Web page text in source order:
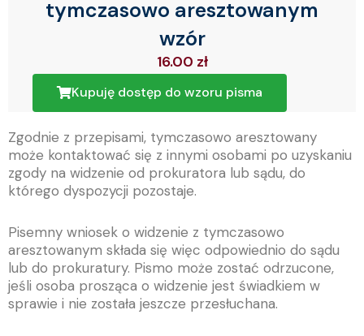
tymczasowo aresztowanym
wzór
16.00 zł
Kupuję dostęp do wzoru pisma
Zgodnie z przepisami, tymczasowo aresztowany
może kontaktować się z innymi osobami po uzyskaniu
zgody na widzenie od prokuratora lub sądu, do
którego dyspozycji pozostaje.
Pisemny wniosek o widzenie z tymczasowo
aresztowanym składa się więc odpowiednio do sądu
lub do prokuratury. Pismo może zostać odrzucone,
jeśli osoba prosząca o widzenie jest świadkiem w
sprawie i nie została jeszcze przesłuchana.